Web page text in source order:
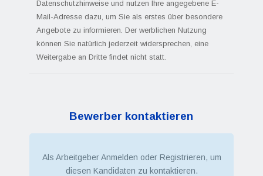
Datenschutzhinweise und nutzen Ihre angegebene E-
Mail-Adresse dazu, um Sie als erstes über besondere
Angebote zu informieren. Der werblichen Nutzung
können Sie natürlich jederzeit widersprechen, eine
Weitergabe an Dritte findet nicht statt.
Bewerber kontaktieren
Als Arbeitgeber Anmelden oder Registrieren, um
diesen Kandidaten zu kontaktieren.